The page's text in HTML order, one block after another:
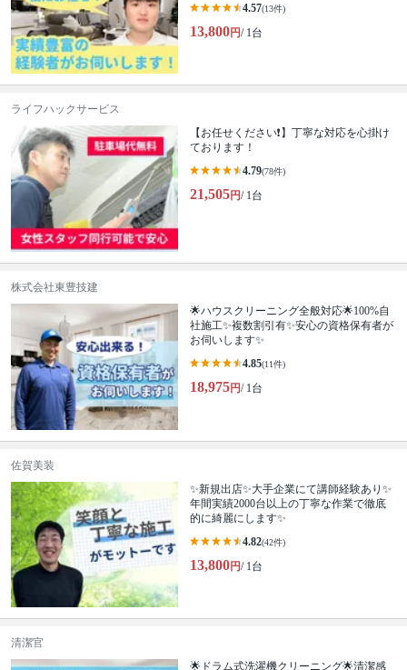
4.57(13件)
13,800円/ 1台
ライフハックサービス
【お任せください❗️】丁寧な対応を心掛け
ております！
4.79(78件)
21,505円/ 1台
株式会社東豊技建
🌟ハウスクリーニング全般対応🌟100%自
社施工✨複数割引有✨安心の資格保有者が
お伺いします✨
4.85(11件)
18,975円/ 1台
佐賀美装
✨新規出店✨大手企業にて講師経験あり✨
年間実績2000台以上の丁寧な作業で徹底
的に綺麗にします✨
4.82(42件)
13,800円/ 1台
清潔官
🌟ドラム式洗濯機クリーニング🌟清潔感